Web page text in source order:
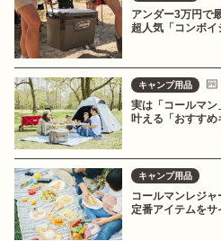
アンダー3万円で
超人気「コンボ
キャンプ用品
実は「コールマ
叶える「おすす
キャンプ用品
コールマンレジャ
定番アイテムを